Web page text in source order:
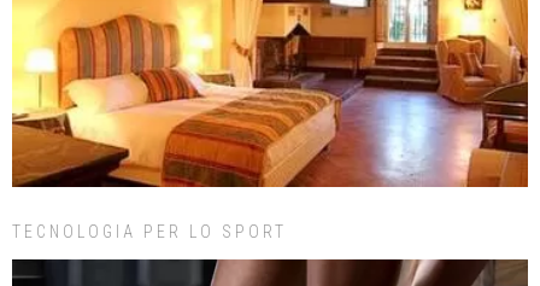
TECNOLOGIA PER LO SPORT